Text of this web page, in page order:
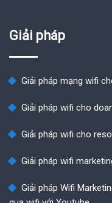
Giải pháp
Giải pháp mạng wifi
Giải pháp wifi cho
Giải pháp wifi cho
Giải pháp wifi
Giải pháp Wifi